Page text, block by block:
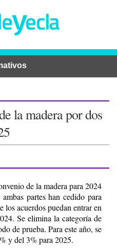
la madera por dos
de la madera para 2024
partes han cedido para
los acuerdos puedan entrar en
Se elimina la categoría de
de prueba. Para este año, se
y del 3% para 2025.